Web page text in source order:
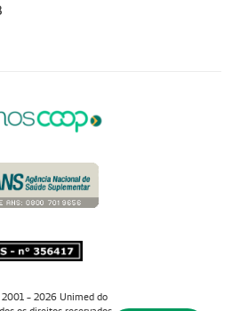
2001 - 2026 Unimed do